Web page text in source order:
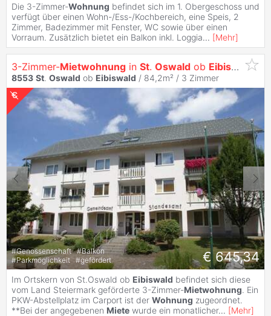
Die 3-Zimmer-Wohnung befindet sich im 1. Obergeschoss und
verfügt über einen Wohn-/Ess-/Kochbereich, eine Speis, 2
Zimmer, Badezimmer mit Fenster, WC sowie über einen
Vorraum. Zusätzlich bietet ein Balkon inkl. Loggia... [Mehr]
3-Zimmer-Mietwohnung in St. Oswald ob Eibiswald
8553 St. Oswald ob Eibiswald / 84,2m² / 3 Zimmer
#Genossenschaft #Balkon
#Parkmöglichkeit #gefördert € 645,34
Im Ortskern von St.Oswald ob Eibiswald befindet sich diese
vom Land Steiermark geförderte 3-Zimmer-Mietwohnung. Ein
PKW-Abstellplatz im Carport ist der Wohnung zugeordnet.
**Bei der angegebenen Miete wurde ein monatlicher... [Mehr]